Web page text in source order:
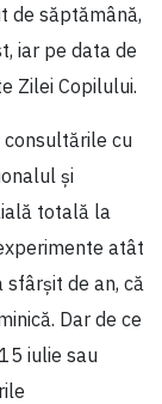
de săptămână,
iar pe data de
Zilei Copilului.
consultările cu
și
totală la
atât
de an, că
Dar de ce
iulie sau